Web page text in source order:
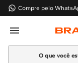
Compre pelo
O que você está